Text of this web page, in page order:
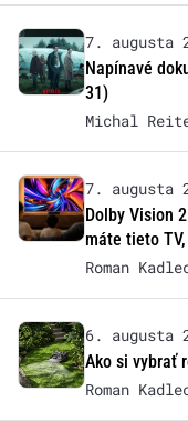
7. augusta
Napínavé
31)
Michal
7. augusta
Dolby Vision
máte tieto
Roman
6. augusta
Ako si vybrať
Roman